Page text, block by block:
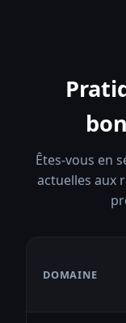
Êtes-vous en
actuelles aux
DOMAINE